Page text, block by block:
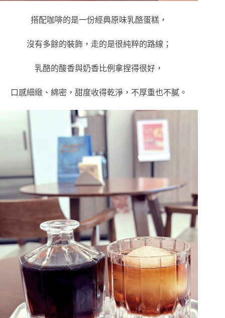
搭配咖啡的是一份經典原味乳酪蛋糕，
沒有多餘的裝飾，走的是很純粹的路線；
乳酪的酸香與奶香比例拿捏得很好，
口感細緻、綿密，甜度收得乾淨，不厚重也不膩。